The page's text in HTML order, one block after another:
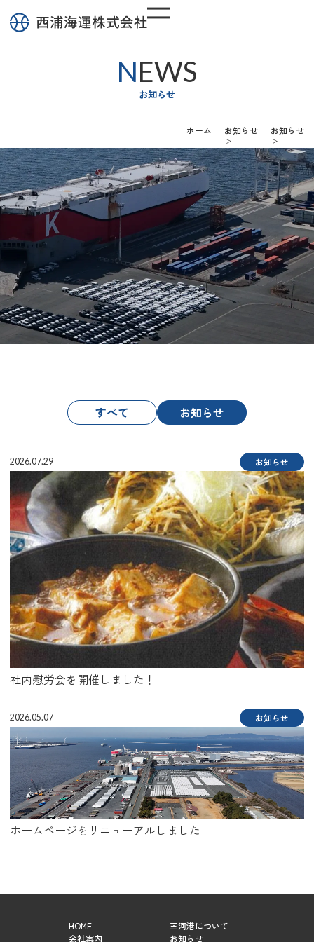
NEWS
お知らせ
ホーム お知らせ お知らせ
すべて お知らせ
お知らせ
2026.07.29
社内慰労会を開催しました！
お知らせ
2026.05.07
ホームページをリニューアルしました
HOME
会社案内
三河港について
お知らせ